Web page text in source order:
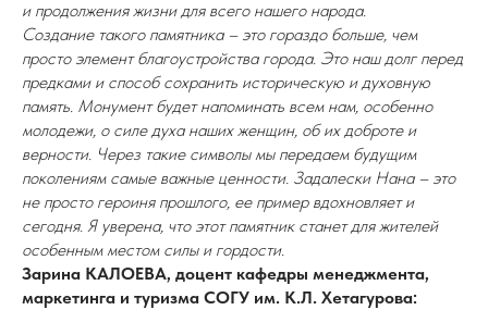
и продолжения жизни для всего нашего народа.
Создание такого памятника – это гораздо больше, чем
просто элемент благоустройства города. Это наш долг перед
предками и способ сохранить историческую и духовную
память. Монумент будет напоминать всем нам, особенно
молодежи, о силе духа наших женщин, об их доброте и
верности. Через такие символы мы передаем будущим
поколениям самые важные ценности. Задалески Нана – это
не просто героиня прошлого, ее пример вдохновляет и
сегодня. Я уверена, что этот памятник станет для жителей
особенным местом силы и гордости.
Зарина КАЛОЕВА, доцент кафедры менеджмента,
маркетинга и туризма СОГУ им. К.Л. Хетагурова: